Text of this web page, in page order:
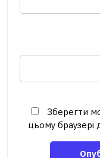
Зберегти
цьому браузері